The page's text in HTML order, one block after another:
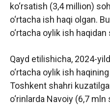
ko‘rsatish (3,4 million)
o‘rtacha ish haqi olgan.
o‘rtacha oylik ish
Qayd etilishicha, 2024-
o‘rtacha oylik ish
Toshkent shahri
o‘rinlarda Navoiy (6,7